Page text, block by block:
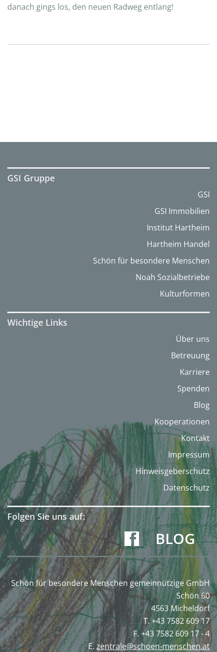
danach gings los, den neuen Radweg entlang!
GSI Gruppe
GSI
GSI Immobilien
Institut Hartheim
Hartheim Handel
Schön für besondere Menschen
Noah Sozialbetriebe
Kulturformen
Wichtige Links
Über uns
Betreuung
Karriere
Spenden
Blog
Kooperationen
Kontakt
Impressum
Hinweisgeberschutz
Datenschutz
Folgen Sie uns auf:
BLOG
Schön für besondere Menschen gemeinnützige GmbH
Schön 60
4563 Micheldorf
T. +43 7582 609 17
F. +43 7582 609 17 - 4
E.zentrale@schoen-menschen.at